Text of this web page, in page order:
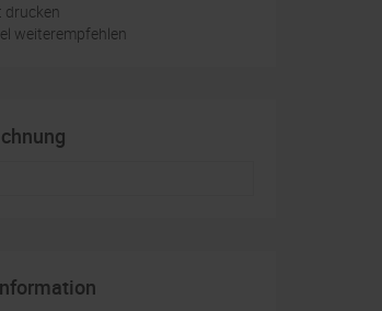
drucken
weiterempfehlen